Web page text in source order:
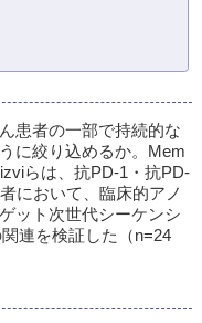
患者の一部で持続的な
に絞り込めるか。Mem
らは、抗PD-1・抗PD-
において、臨床的アノ
ット次世代シーケンシ
連を検証した（n=24